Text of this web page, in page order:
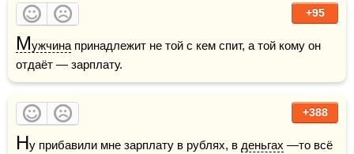
+95
Мужчина принадлежит не той с кем спит, а той кому он
отдаёт — зарплату.
+388
Ну прибавили мне зарплату в рублях, в деньгах —то всё